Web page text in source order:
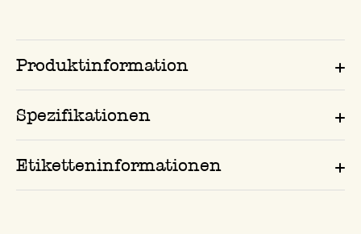
Produktinformation
Spezifikationen
Etiketteninformationen